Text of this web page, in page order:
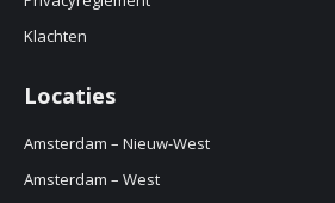
Klachten
Locaties
Amsterdam – Nieuw-West
Amsterdam – West